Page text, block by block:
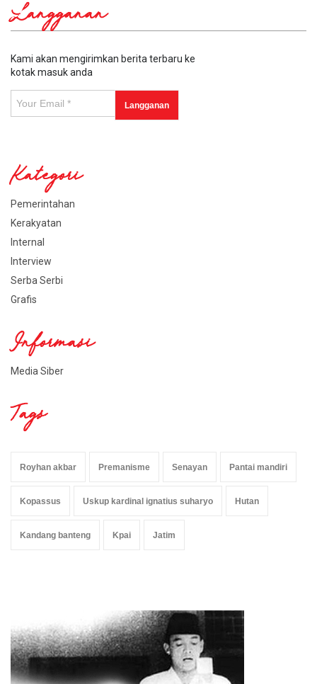
Langganan
Kami akan mengirimkan berita terbaru ke
kotak masuk anda
Kategori
Pemerintahan
Kerakyatan
Internal
Interview
Serba Serbi
Grafis
Informasi
Media Siber
Tags
Royhan akbar Premanisme Senayan Pantai mandiri
Kopassus Uskup kardinal ignatius suharyo Hutan
Kandang banteng Kpai Jatim